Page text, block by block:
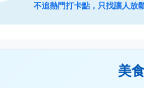
不追熱門打卡點，只找讓人放
美